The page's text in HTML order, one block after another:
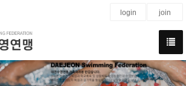
login join